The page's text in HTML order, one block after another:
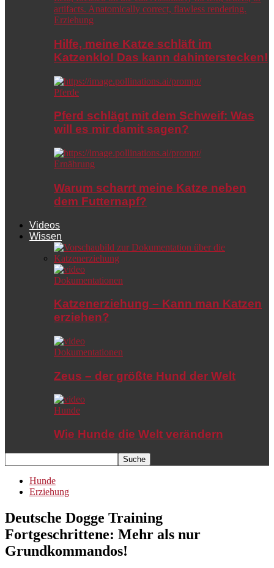
Erziehung
Hilfe, meine Katze schläft im
Katzenklo! Das kann dahinterstecken!
Pferde
Pferd schlägt mit dem Schweif: Was
will es mir damit sagen?
Ernährung
Warum scharrt meine Katze neben
dem Futternapf?
Videos
Wissen
Dokumentationen
Katzenerziehung – Kann man Katzen
erziehen?
Dokumentationen
Zeus – der größte Hund der Welt
Hunde
Wie Hunde die Welt verändern
Hunde
Erziehung
Deutsche Dogge Training
Fortgeschrittene: Mehr als nur
Grundkommandos!